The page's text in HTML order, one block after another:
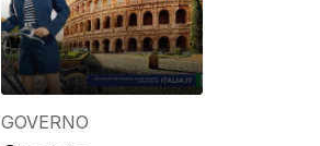
GOVERNO